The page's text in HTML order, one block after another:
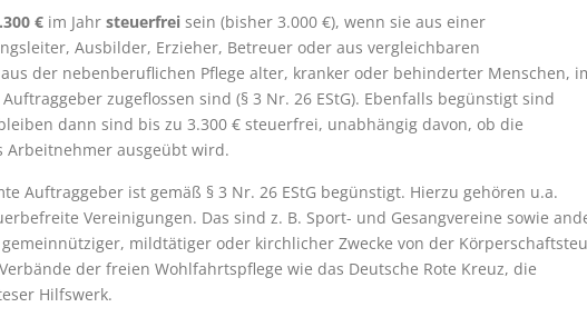
€ im Jahr steuerfrei sein (bisher 3.000 €), wenn sie aus einer
Ausbilder, Erzieher, Betreuer oder aus vergleichbaren
der nebenberuflichen Pflege alter, kranker oder behinderter Menschen,
zugeflossen sind (§ 3 Nr. 26 EStG). Ebenfalls begünstigt sind
dann sind bis zu 3.300 € steuerfrei, unabhängig davon, ob die
Arbeitnehmer ausgeübt wird.
Auftraggeber ist gemäß § 3 Nr. 26 EStG begünstigt. Hierzu gehören u.a.
Vereinigungen. Das sind z. B. Sport- und Gesangvereine sowie
mildtätiger oder kirchlicher Zwecke von der
der freien Wohlfahrtspflege wie das Deutsche Rote Kreuz, die
Hilfswerk.